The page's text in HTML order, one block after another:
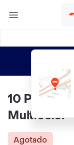
10 Papel
Multicolor
Agotado